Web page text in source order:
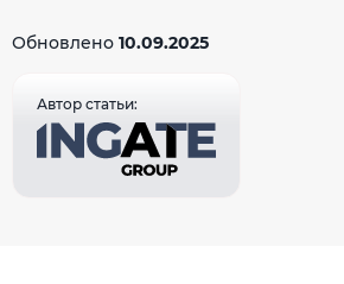
Обновлено 10.09.2025
Автор статьи: